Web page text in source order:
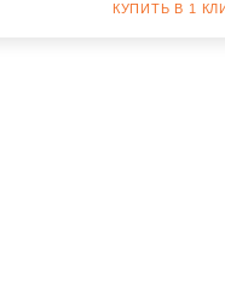
КУПИТЬ В 1